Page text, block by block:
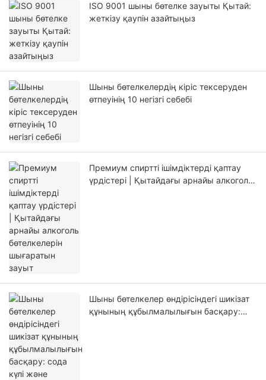
ISO 9001 шыны бөтелке зауыты Қытай:
жеткізу қаупін азайтыңыз
Шыны бөтелкелердің кіріс тексеруден
өтпеуінің 10 негізгі себебі
Премиум спиртті ішімдіктерді қаптау
үрдістері | Қытайдағы арнайы алкоголь
Шыны бөтелкелер өндірісіндегі шикізат
құнының құбылмалылығын басқару: